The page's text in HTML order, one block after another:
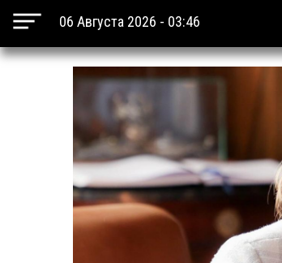
06 Августа 2026 - 03:46